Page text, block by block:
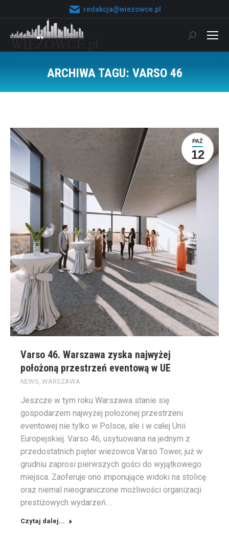
redakcja@wiezowce.pl
Szukaj:
ARCHIWA TAGU: VARSO 46
PAŹ
12
Varso 46. Warszawa zyska najwyżej
położoną przestrzeń eventową w UE
NEWS, WARSZAWA
Jeszcze w tym roku Warszawa stanie się
gospodarzem najwyżej położonej przestrzeni
eventowej nie tylko w Polsce, ale i w całej Unii
Europejskiej. Varso 46, usytuowana na jednym z
przedostatnich pięter wieżowca Varso Tower, już w
grudniu zaprosi pierwszych gości do wyjątkowego
miejsca. Zaoferuje ono imponujące widoki na stolicę
oraz niemal nieograniczone możliwości organizacji
prestiżowych wydarzeń.…
Czytaj dalej...